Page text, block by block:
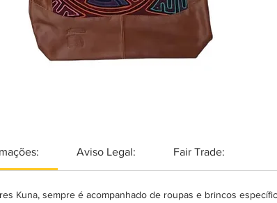
Aviso Legal: Fair Trade:
Kuna, sempre é acompanhado de roupas e brincos